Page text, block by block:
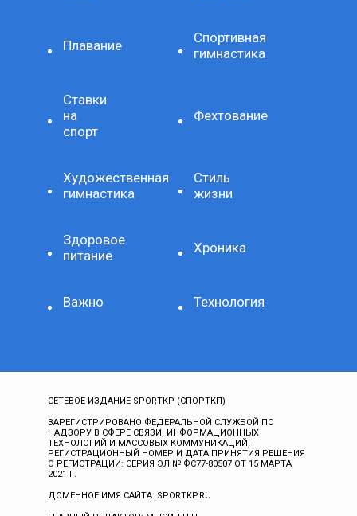
Плавание
Спортивная
гимнастика
Ставки
на
спорт
Фехтование
Художественная
гимнастика
Стиль
жизни
Здоровое
питание
Хроника
Важно Технология
СЕТЕВОЕ ИЗДАНИЕ SPORTKP (СПОРТКП)
ЗАРЕГИСТРИРОВАНО ФЕДЕРАЛЬНОЙ СЛУЖБОЙ ПО
НАДЗОРУ В СФЕРЕ СВЯЗИ, ИНФОРМАЦИОННЫХ
ТЕХНОЛОГИЙ И МАССОВЫХ КОММУНИКАЦИЙ,
РЕГИСТРАЦИОННЫЙ НОМЕР И ДАТА ПРИНЯТИЯ РЕШЕНИЯ
О РЕГИСТРАЦИИ: СЕРИЯ ЭЛ № ФС77-80507 ОТ 15 МАРТА
2021 Г.
ДОМЕННОЕ ИМЯ САЙТА: SPORTKP.RU